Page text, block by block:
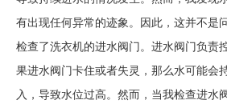
有出现任何异常的迹象。因此，这并不是
检查了洗衣机的进水阀门。进水阀门负责
果进水阀门卡住或者失灵，那么水可能会
入，导致水位过高。然而，当我检查进水